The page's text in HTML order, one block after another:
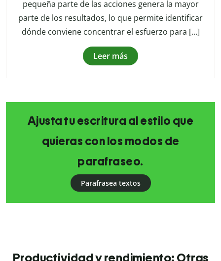
pequeña parte de las acciones genera la mayor
parte de los resultados, lo que permite identificar
dónde conviene concentrar el esfuerzo para […]
Leer más
Ajusta tu escritura al estilo que
quieras con los modos de
parafraseo.
Parafrasea textos
Productividad y rendimiento: Otras